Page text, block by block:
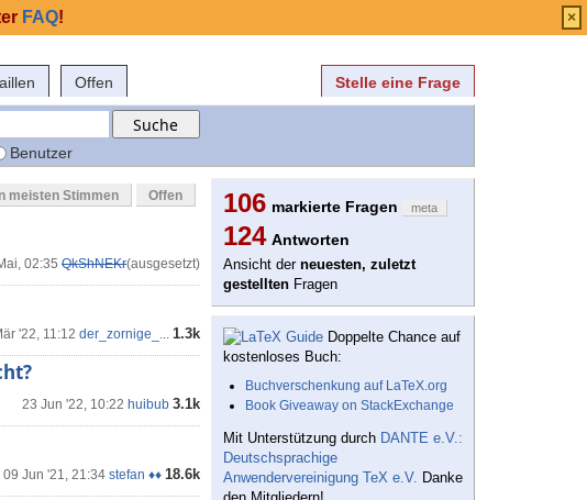
Offen Stelle eine Frage
Benutzer
meisten Stimmen Offen
02:35 QkShNEKr(ausgesetzt)
'22, 11:12 der_zornige_... 1.3k
23 Jun '22, 10:22 huibub 3.1k
09 Jun '21, 21:34 stefan ♦♦ 18.6k
106 markierte Fragen meta
124 Antworten
Ansicht der neuesten, zuletzt
gestellten Fragen
Doppelte Chance auf
kostenloses Buch:
Buchverschenkung auf LaTeX.org
Book Giveaway on StackExchange
Mit Unterstützung durch DANTE e.V.:
Deutschsprachige
Anwendervereinigung TeX e.V. Danke
FAQ! ×